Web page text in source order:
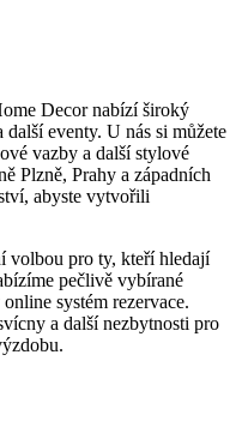
Decor nabízí široký
eventy. U nás si můžete
vazby a další stylové
Plzně, Prahy a západních
abyste vytvořili
volbou pro ty, kteří hledají
pečlivě vybírané
systém rezervace.
a další nezbytnosti pro